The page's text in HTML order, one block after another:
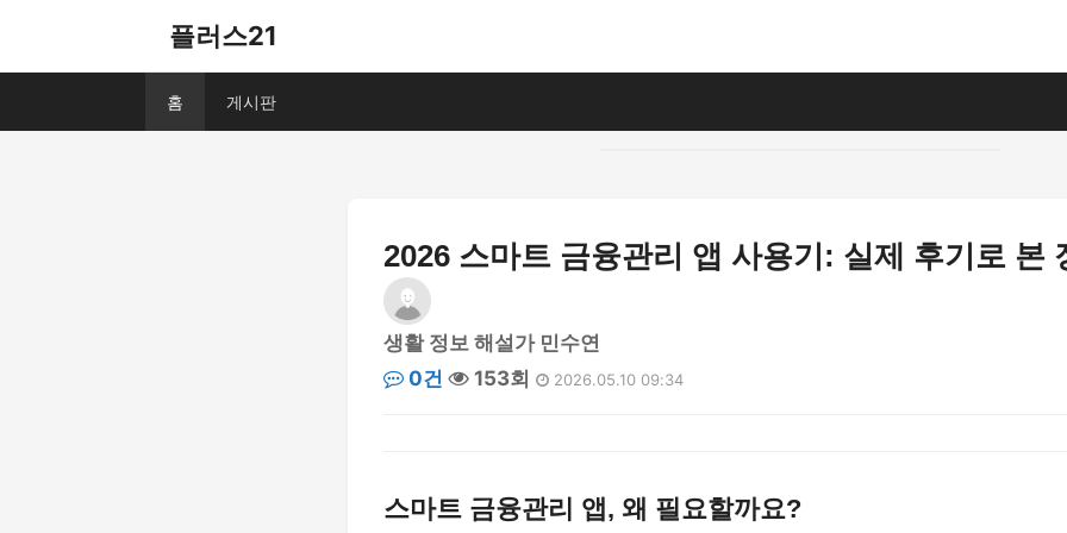
플러스21
홈 게시판
2026 스마트 금융관리 앱 사용기: 실제 후기로 본
생활 정보 해설가 민수연
0건
153회 2026.05.10 09:34
스마트 금융관리 앱, 왜 필요할까요?